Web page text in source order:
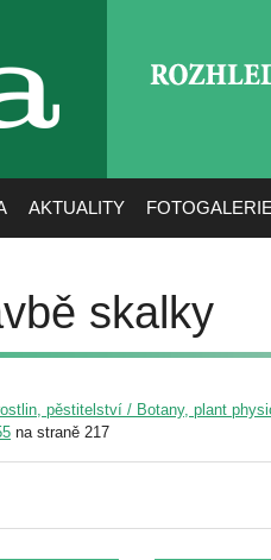
AKTUALITY
skalky
pěstitelství / Botany, plant
na straně 217